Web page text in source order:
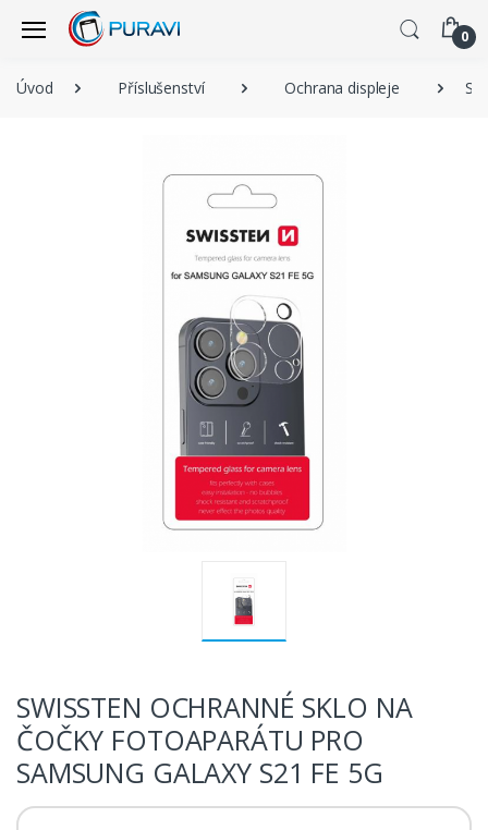
0
Úvod Příslušenství Ochrana displeje
SWISSTEN OCHRANNÉ SKLO NA
ČOČKY FOTOAPARÁTU PRO
SAMSUNG GALAXY S21 FE 5G